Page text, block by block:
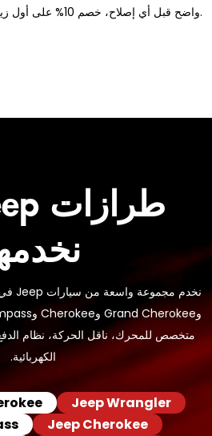
واضح قبل أي إصلاح، خصم 10% على أول زيارة على رسوم العمالة.
متخصص للمحرك، ناقل الحركة، نظام الدفع
الكهربائية.
Jeep Wrangler
Jeep Cherokee